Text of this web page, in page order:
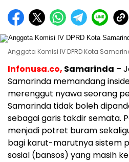
Anggota Komisi IV DPRD Kota
Infonusa.co, Samarinda –
Samarinda memandang
merenggut nyawa seorang
Samarinda tidak boleh
sebagai garis takdir semata.
menjadi potret buram
bagi karut-marutnya sistem
sosial (bansos) yang masih